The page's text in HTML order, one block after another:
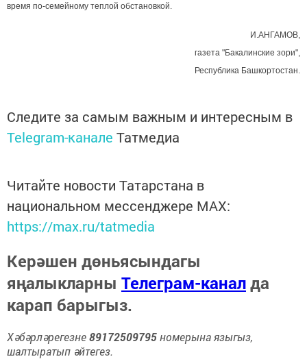
время по-семейному теплой обстановкой.
И.АНГАМОВ,
газета "Бакалинские зори",
Республика Башкортостан.
Следите за самым важным и интересным в
Telegram-канале Татмедиа
Читайте новости Татарстана в
национальном мессенджере MАХ:
https://max.ru/tatmedia
Керәшен дөньясындагы
яңалыкларны Телеграм-каналда
карап барыгыз.
Хәбәрләрегезне89172509795номерына языгыз,
шалтыратып әйтегез.